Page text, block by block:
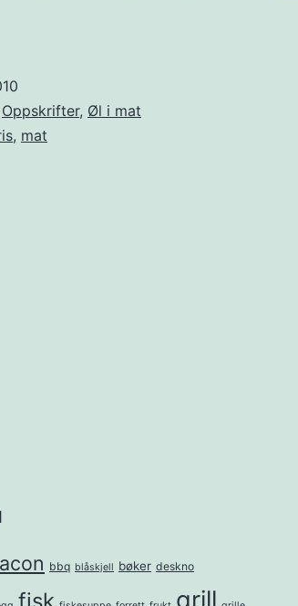
Oppskrifter, Øl i mat
, mat
bbq blåskjell bøker deskno
fisk grill